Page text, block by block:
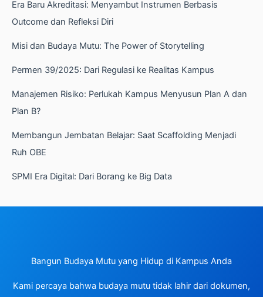
Era Baru Akreditasi: Menyambut Instrumen Berbasis
Outcome dan Refleksi Diri
Misi dan Budaya Mutu: The Power of Storytelling
Permen 39/2025: Dari Regulasi ke Realitas Kampus
Manajemen Risiko: Perlukah Kampus Menyusun Plan A dan
Plan B?
Membangun Jembatan Belajar: Saat Scaffolding Menjadi
Ruh OBE
SPMI Era Digital: Dari Borang ke Big Data
Bangun Budaya Mutu yang Hidup di Kampus Anda
Kami percaya bahwa budaya mutu tidak lahir dari dokumen,